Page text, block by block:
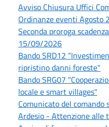
Avviso Chiusura Uffici
Ordinanze eventi Agosto
Seconda proroga
15/09/2026
Bando SRD12
ripristino danni foreste"
Bando SRG07
locale e smart villages"
Comunicato del
Ardesio - Attenzione alle